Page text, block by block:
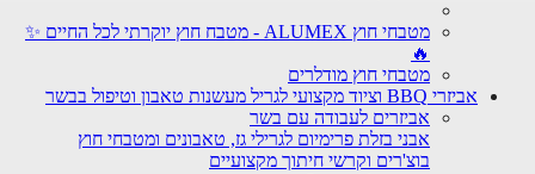
מטבחי חוץ ALUMEX - מטבח חוץ יוקרתי לכל החיים ✨
🔥
מטבחי חוץ מודלרים
אביזרי BBQ וציוד מקצועי לגריל מעשנות טאבון וטיפול בבשר
אביזרים לעבודה עם בשר
אבני בזלת פרימיום לגרילי גז, טאבונים ומטבחי חוץ
בוצ'רים וקרשי חיתוך מקצועיים